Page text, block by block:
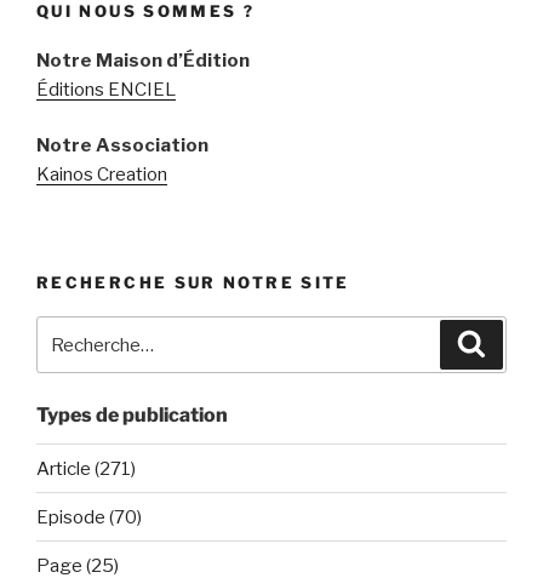
QUI NOUS SOMMES ?
Notre Maison d’Édition
Éditions ENCIEL
Notre Association
Kainos Creation
RECHERCHE SUR NOTRE SITE
Types de publication
Article (271)
Episode (70)
Page (25)